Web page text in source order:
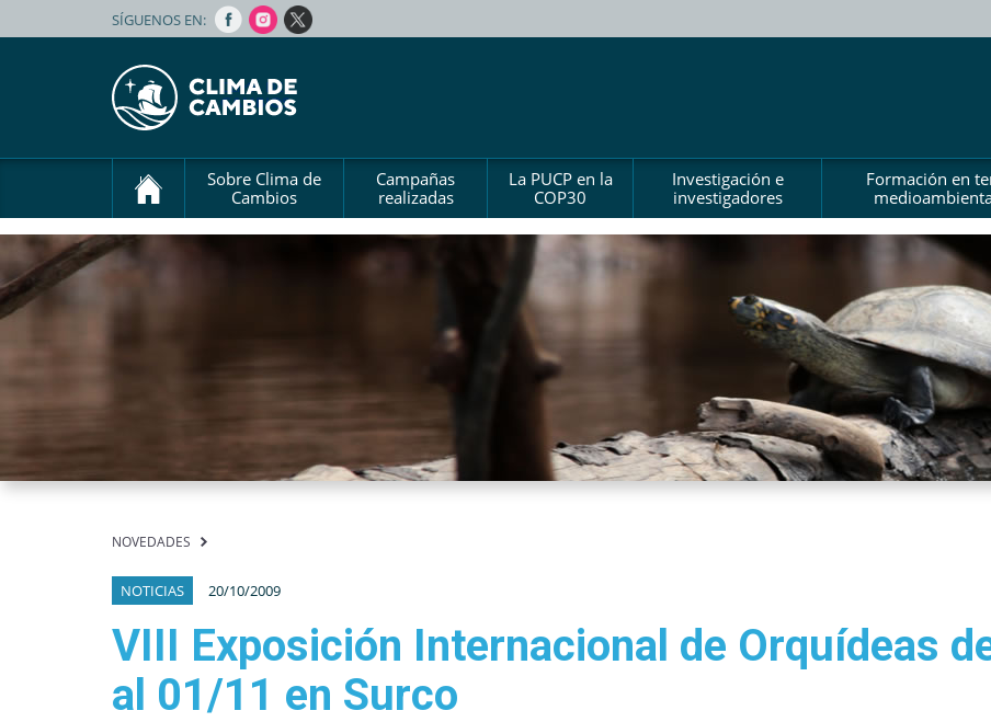
SÍGUENOS EN:
Sobre Clima de
Cambios
Campañas
realizadas
La PUCP en la
COP30
Investigación e
investigadores
Formación en
NOVEDADES
NOTICIAS 20/10/2009
VIII Exposición Internacional de Orquídeas
al 01/11 en Surco